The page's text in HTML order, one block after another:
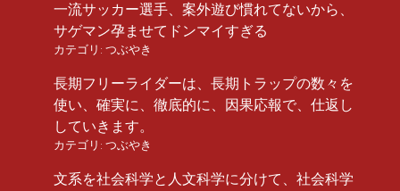
一流サッカー選手、案外遊び慣れてないから、
サゲマン孕ませてドンマイすぎる
カテゴリ: つぶやき
長期フリーライダーは、長期トラップの数々を
使い、確実に、徹底的に、因果応報で、仕返し
していきます。
カテゴリ: つぶやき
文系を社会科学と人文科学に分けて、社会科学